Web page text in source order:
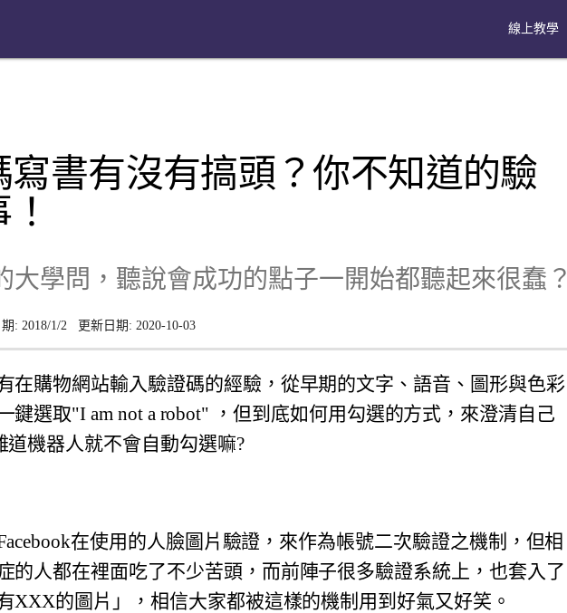
線上教學
寫書有沒有搞頭？你不知道的驗
大學問，聽說會成功的點子一開始都聽起來很蠢？
: 2018/1/2 更新日期: 2020-10-03
在購物網站輸入驗證碼的經驗，從早期的文字、 語音、圖形與色彩
鍵選取"I am not a robot" ，但到底如何用勾選的方式，來澄清自己
道機器人就不會自動勾選嘛?
在使用的人臉圖片驗證， 來作為帳號二次驗證之機制， 但相
的人都在裡面吃了不少苦頭， 而前陣子很多驗證系統上，也套入了
XXX的圖片」， 相信大家都被這樣的機制用到好氣又好笑。